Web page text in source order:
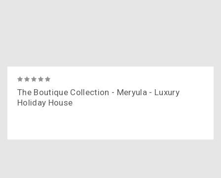
The Boutique Collection - Meryula - Luxury
Holiday House